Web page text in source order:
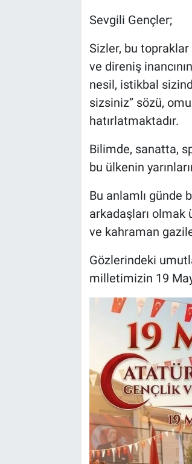
Sevgili Gençler;
Sizler, bu topraklar
ve direniş
nesil, istikbal
sizsiniz” sözü,
hatırlatmaktadır.
Bilimde, sanatta,
bu ülkenin
Bu anlamlı günde
arkadaşları olmak
ve kahraman
Gözlerindeki
milletimizin 19